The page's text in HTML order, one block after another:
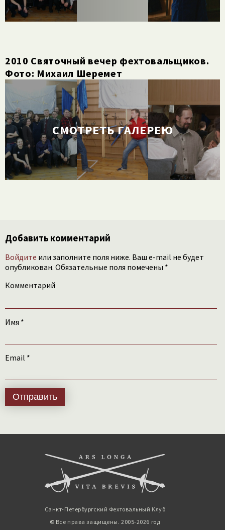
2010 Святочный вечер фехтовальщиков.
Фото: Михаил Шеремет
СМОТРЕТЬ ГАЛЕРЕЮ
Добавить комментарий
Войдите или заполните поля ниже. Ваш e-mail не будет
опубликован. Обязательные поля помечены *
Комментарий
Имя *
Email *
Санкт-Петербургский Фехтовальный Клуб
© Все права защищены. 2005-2026 год